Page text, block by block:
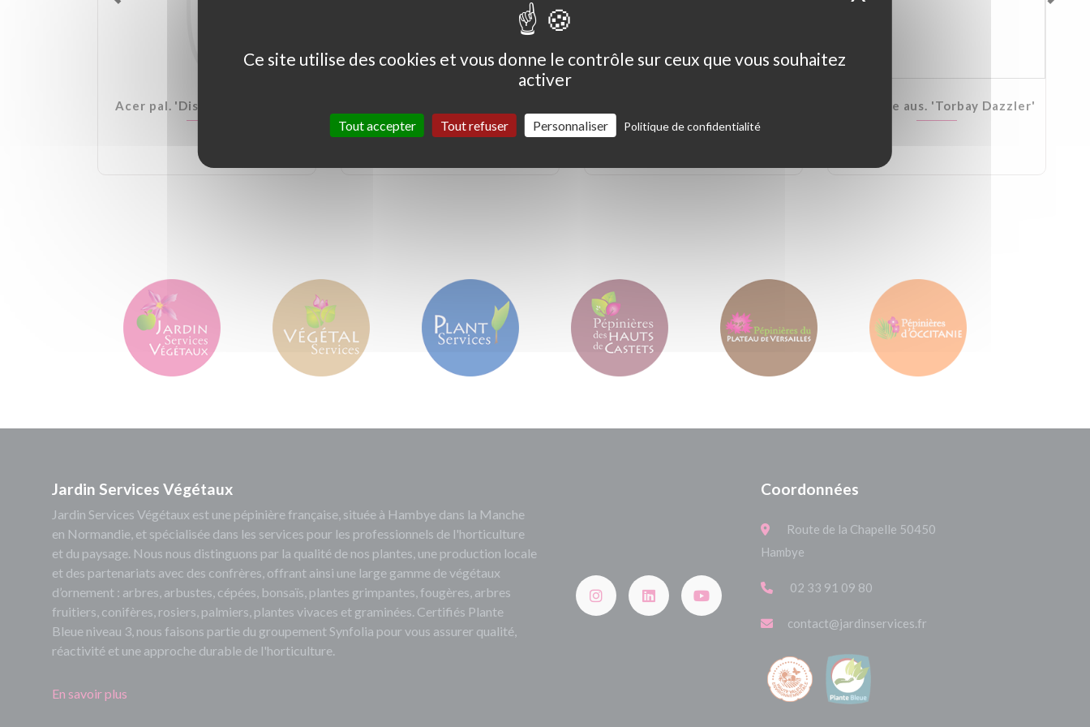
Acer pal. 'Dissectum Garnet'
Variegata'
Cordyline aus. 'Torbay Dazzler'
Jardin Services Végétaux
Jardin Services Végétaux est une pépinière française, située à Hambye dans la Manche
en Normandie, et spécialisée dans les services pour les professionnels de l'horticulture
et du paysage. Nous nous distinguons par la qualité de nos plantes, une production locale
et des partenariats avec des confrères, offrant ainsi une large gamme de végétaux
d’ornement : arbres, arbustes, cépées, bonsaïs, plantes grimpantes, fougères, arbres
fruitiers, conifères, rosiers, palmiers, plantes vivaces et graminées. Certifiés Plante
Bleue niveau 3, nous faisons partie du groupement Synfolia pour vous assurer qualité,
réactivité et une approche durable de l'horticulture.
En savoir plus
Coordonnées
Route de la Chapelle 50450
Hambye
02 33 91 09 80
contact@jardinservices.fr
Ce site utilise des cookies et vous donne le contrôle sur ceux que vous souhaitez
activer
Tout accepter Tout refuser Personnaliser Politique de confidentialité